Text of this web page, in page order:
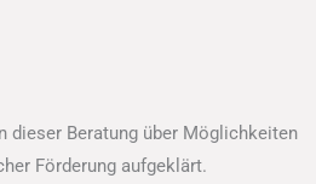
dieser Beratung über Möglichkeiten
Förderung aufgeklärt.